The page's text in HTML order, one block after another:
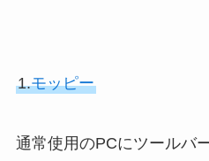
1.モッピー
通常使用のPCにツールバ